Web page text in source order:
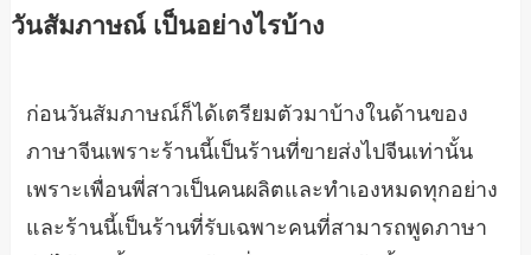
วันสัมภาษณ์ เป็นอย่างไรบ้าง
ก่อนวันสัมภาษณ์ก็ได้เตรียมตัวมาบ้างในด้านของ
ภาษาจีนเพราะร้านนี้เป็นร้านที่ขายส่งไปจีนเท่านั้น
เพราะเพื่อนพี่สาวเป็นคนผลิตและทำเองหมดทุกอย่าง
และร้านนี้เป็นร้านที่รับเฉพาะคนที่สามารถพูดภาษา